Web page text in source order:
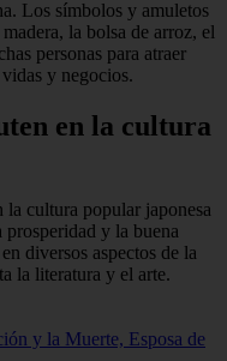
Los símbolos y amuletos
la bolsa de arroz, el
personas para atraer
y negocios.
en la cultura
cultura popular japonesa
y la buena
diversos aspectos de la
la literatura y el arte.
y la Muerte, Esposa de